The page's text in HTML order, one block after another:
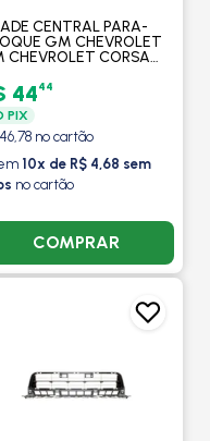
CENTRAL PARA-
GM CHEVROLET
CHEVROLET CORSA
- FIPPARTS
4444
PIX
no cartão
10x de R$ 4,68 sem
no cartão
COMPRAR